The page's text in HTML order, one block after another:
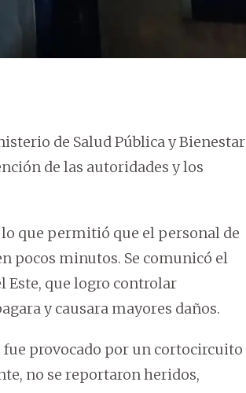
de Salud Pública y Bienestar
de las autoridades y los
lo que permitió que el personal de
pocos minutos. Se comunicó el
Este, que logro controlar
y causara mayores daños.
provocado por un cortocircuito
no se reportaron heridos,